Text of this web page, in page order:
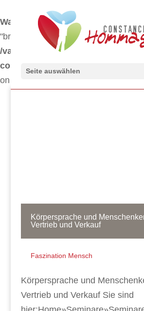
Warning
: "continue" targeting switch
"break". Did you mean to use
/var/www/clients/client347/
content/themes/Divi/includes/
on line
Seite auswählen
Körpersprache und
Vertrieb und Verkauf
Faszination Mensch
Körpersprache und
Vertrieb und Verkauf Sie sind